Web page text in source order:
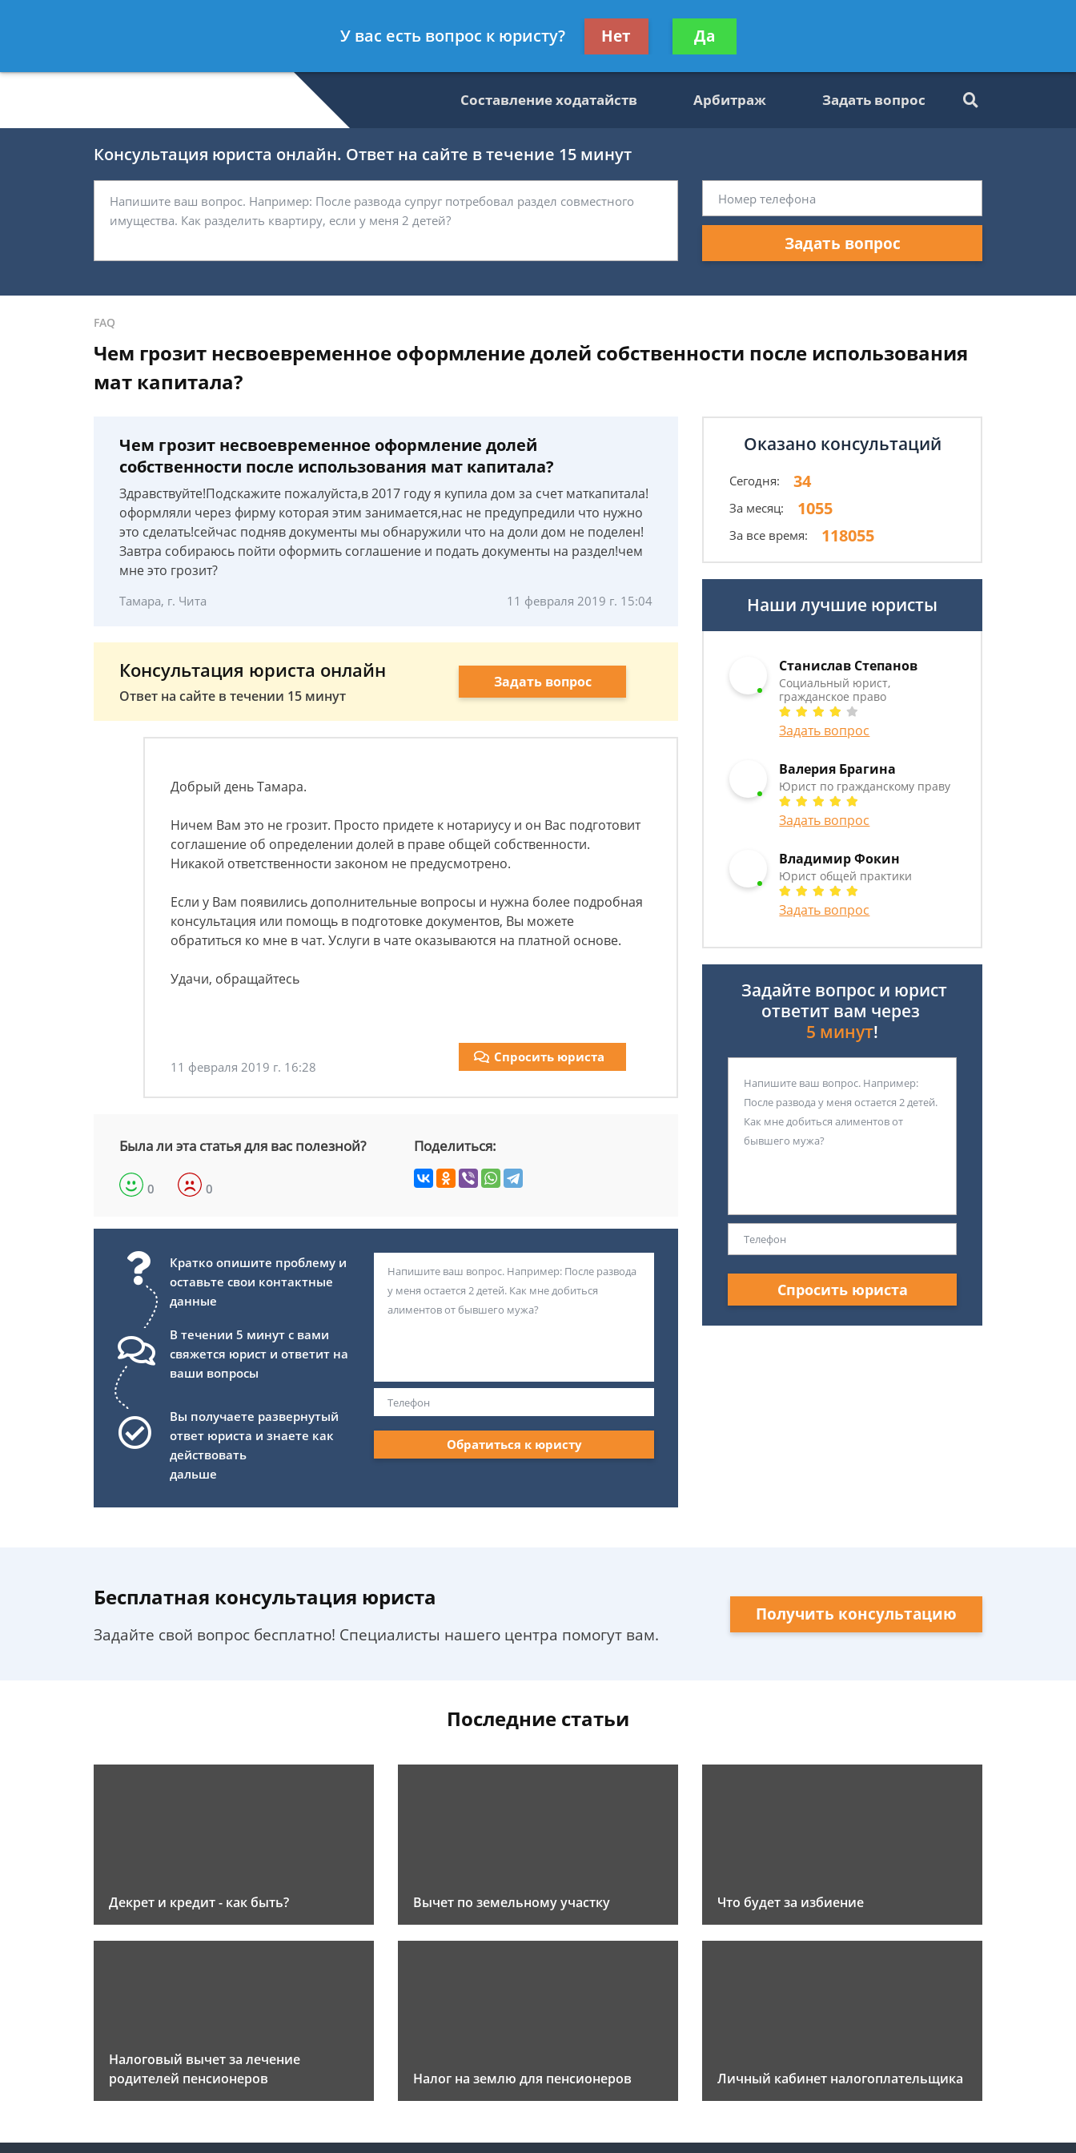
- Юрист по гражданскому праву
Получите консультацию
бесплатно
Составление ходатайств Арбитраж Задать вопрос
Консультация юриста онлайн. Ответ на сайте в течение 15 минут
Задать вопрос
FAQ
Чем грозит несвоевременное оформление долей собственности после использования
мат капитала?
Чем грозит несвоевременное оформление долей
собственности после использования мат капитала?
Здравствуйте!Подскажите пожалуйста,в 2017 году я купила дом за счет маткапитала!
оформляли через фирму которая этим занимается,нас не предупредили что нужно
это сделать!сейчас подняв документы мы обнаружили что на доли дом не поделен!
Завтра собираюсь пойти оформить соглашение и подать документы на раздел!чем
мне это грозит?
Тамара, г. Чита 11 февраля 2019 г. 15:04
Консультация юриста онлайн
Ответ на сайте в течении 15 минут
Задать вопрос
Добрый день Тамара.
Ничем Вам это не грозит. Просто придете к нотариусу и он Вас подготовит
соглашение об определении долей в праве общей собственности.
Никакой ответственности законом не предусмотрено.
Если у Вам появились дополнительные вопросы и нужна более подробная
консультация или помощь в подготовке документов, Вы можете
обратиться ко мне в чат. Услуги в чате оказываются на платной основе.
Удачи, обращайтесь
11 февраля 2019 г. 16:28
Спросить юриста
Была ли эта статья для вас полезной?
0 0
Поделиться:
Кратко опишите проблему и
оставьте свои контактные
данные
В течении 5 минут с вами
свяжется юрист и ответит на
ваши вопросы
Вы получаете развернутый
ответ юриста и знаете как
действовать
дальше
Обратиться к юристу
Оказано консультаций
Сегодня: 34
За месяц: 1055
За все время: 118055
Наши лучшие юристы
Станислав Степанов
Социальный юрист,
гражданское право
Задать вопрос
Валерия Брагина
Юрист по гражданскому праву
Задать вопрос
Владимир Фокин
Юрист общей практики
Задать вопрос
Задайте вопрос и юрист
ответит вам через
5 минут!
Спросить юриста
Бесплатная консультация юриста
Задайте свой вопрос бесплатно! Специалисты нашего центра помогут вам.
Получить консультацию
Последние статьи
Декрет и кредит - как быть? Вычет по земельному участку Что будет за избиение
Налоговый вычет за лечение
родителей пенсионеров
Налог на землю для пенсионеров Личный кабинет налогоплательщика
У вас есть вопрос к юристу? Нет Да